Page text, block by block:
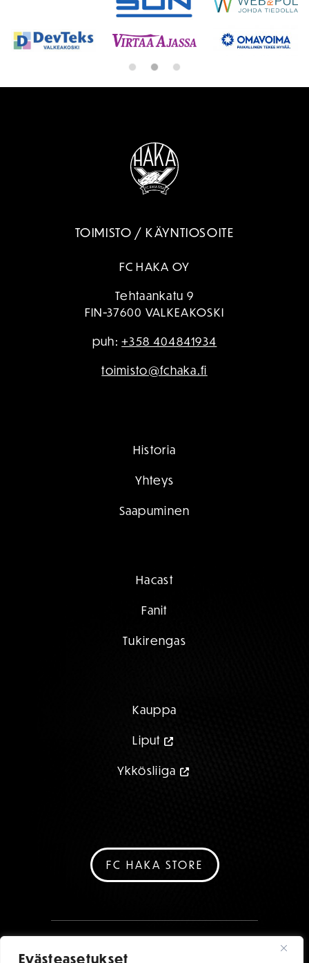
Evästeasetukset
TOIMISTO / KÄYNTIOSOITE
FC HAKA OY
Tehtaankatu 9
FIN-37600 VALKEAKOSKI
puh:+358 404841934
toimisto@fchaka.fi
Historia
Yhteys
Saapuminen
Hacast
Fanit
Tukirengas
Kauppa
Liput
Ykkösliiga
FC HAKA STORE